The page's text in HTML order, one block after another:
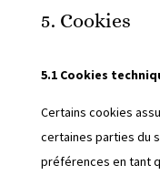
5. Cookies
5.1 Cookies
Certains cookies
certaines parties du
préférences en tant